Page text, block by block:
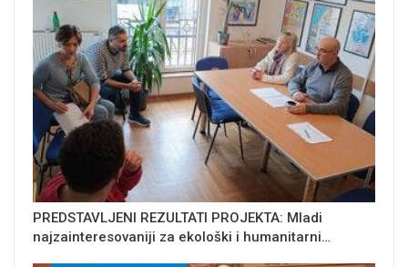
PREDSTAVLJENI REZULTATI PROJEKTA: Mladi
najzainteresovaniji za ekološki i humanitarni…